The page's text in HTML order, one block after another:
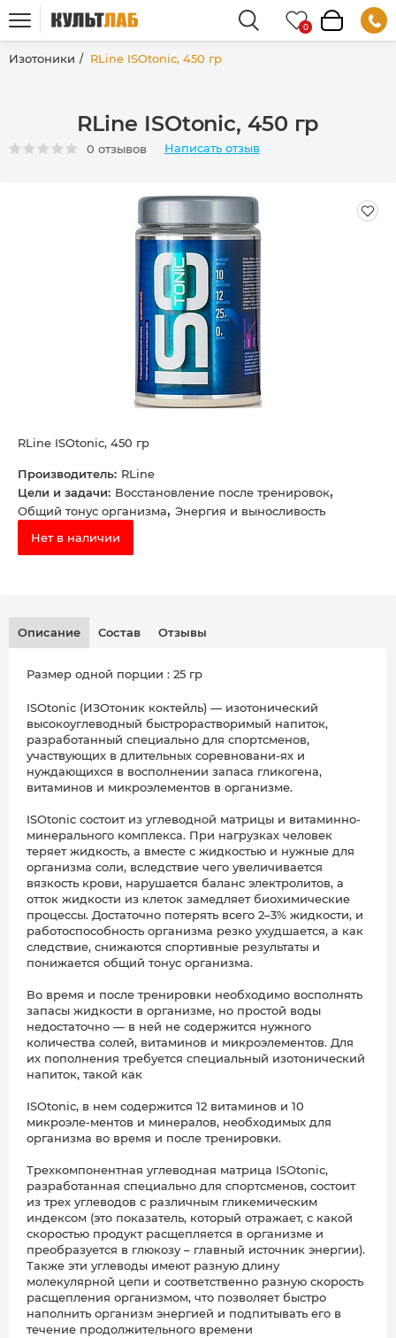
Изотоники RLine ISOtonic, 450 гр
RLine ISOtonic, 450 гр
0 отзывов Написать отзыв
RLine ISOtonic, 450 гр
Производитель: RLine
Цели и задачи: Восстановление после тренировок,
Общий тонус организма, Энергия и выносливость
Нет в наличии
Описание Состав Отзывы
Размер одной порции : 25 гр
ISOtonic (ИЗОтоник коктейль) — изотонический
высокоуглеводный быстрорастворимый напиток,
разработанный специально для спортсменов,
участвующих в длительных соревновани-ях и
нуждающихся в восполнении запаса гликогена,
витаминов и микроэлементов в организме.
ISOtonic состоит из углеводной матрицы и витаминно-
минерального комплекса. При нагрузках человек
теряет жидкость, а вместе с жидкостью и нужные для
организма соли, вследствие чего увеличивается
вязкость крови, нарушается баланс электролитов, а
отток жидкости из клеток замедляет биохимические
процессы. Достаточно потерять всего 2–3% жидкости, и
работоспособность организма резко ухудшается, а как
следствие, снижаются спортивные результаты и
понижается общий тонус организма.
Во время и после тренировки необходимо восполнять
запасы жидкости в организме, но простой воды
недостаточно — в ней не содержится нужного
количества солей, витаминов и микроэлементов. Для
их пополнения требуется специальный изотонический
напиток, такой как
ISOtonic, в нем содержится 12 витаминов и 10
микроэле-ментов и минералов, необходимых для
организма во время и после тренировки.
Трехкомпонентная углеводная матрица ISOtoniс,
разработанная специально для спортсменов, состоит
из трех углеводов с различным гликемическим
индексом (это показатель, который отражает, с какой
скоростью продукт расщепляется в организме и
преобразуется в глюкозу – главный источник энергии).
Также эти углеводы имеют разную длину
молекулярной цепи и соответственно разную скорость
расщепления организмом, что позволяет быстро
наполнить организм энергией и подпитывать его в
течение продолжительного времени